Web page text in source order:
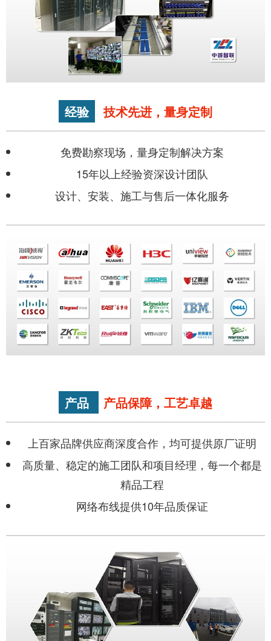
经验 技术先进，量身定制
免费勘察现场，量身定制解决方案
15年以上经验资深设计团队
设计、安装、施工与售后一体化服务
产品 产品保障，工艺卓越
上百家品牌供应商深度合作，均可提供原厂证明
高质量、稳定的施工团队和项目经理，每一个都是
精品工程
网络布线提供10年品质保证